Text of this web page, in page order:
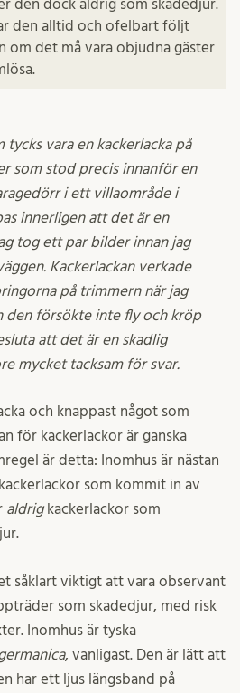
den dock aldrig som skadedjur.
den alltid och ofelbart följt
om det må vara objudna gäster
tycks vara en kackerlacka på
som stod precis innanför en
i ett villaområde i
innerligen att det är en
tog ett par bilder innan jag
Kackerlackan verkade
på trimmern när jag
den försökte inte fly och kröp
att det är en skadlig
mycket tacksam för svar.
och knappast något som
för kackerlackor är ganska
är detta: Inomhus är nästan
som kommit in av
aldrig kackerlackor som
såklart viktigt att vara observant
som skadedjur, med risk
Inomhus är tyska
, vanligast. Den är lätt att
har ett ljus längsband på